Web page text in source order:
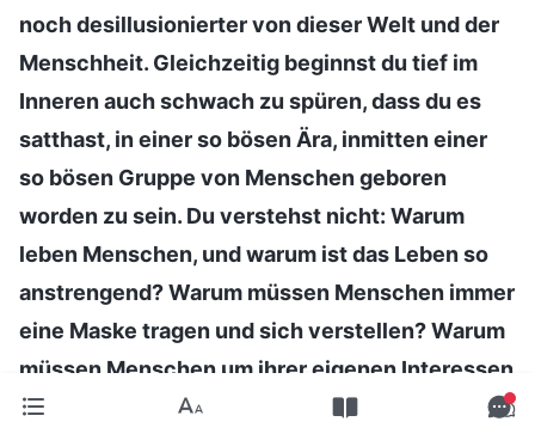
noch desillusionierter von dieser Welt und der
Menschheit. Gleichzeitig beginnst du tief im
Inneren auch schwach zu spüren, dass du es
satthast, in einer so bösen Ära, inmitten einer
so bösen Gruppe von Menschen geboren
worden zu sein. Du verstehst nicht: Warum
leben Menschen, und warum ist das Leben so
anstrengend? Warum müssen Menschen immer
eine Maske tragen und sich verstellen? Warum
müssen Menschen um ihrer eigenen Interessen
willen immer auf der Hut vor anderen sein? Du